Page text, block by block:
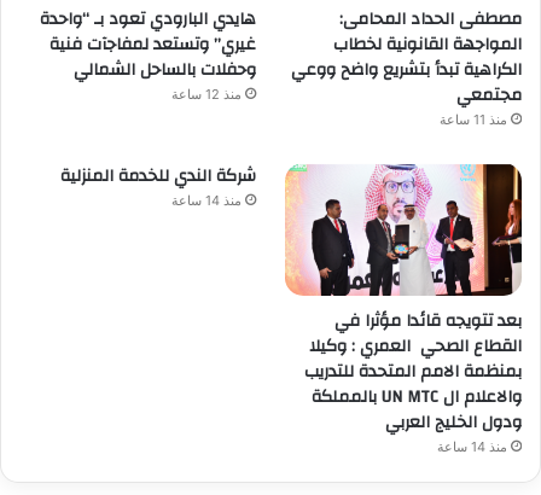
مصطفى الحداد المحامى:
المواجهة القانونية لخطاب
الكراهية تبدأ بتشريع واضح ووعي
مجتمعي
منذ 11 ساعة
هايدي البارودي تعود بـ “واحدة
غيري” وتستعد لمفاجآت فنية
وحفلات بالساحل الشمالي
منذ 12 ساعة
بعد تتويجه قائدا مؤثرا في
القطاع الصحي العمري : وكيلا
بمنظمة الامم المتحدة للتدريب
والاعلام ال UN MTC بالمملكة
ودول الخليج العربي
منذ 14 ساعة
شركة الندي للخدمة المنزلية
منذ 14 ساعة